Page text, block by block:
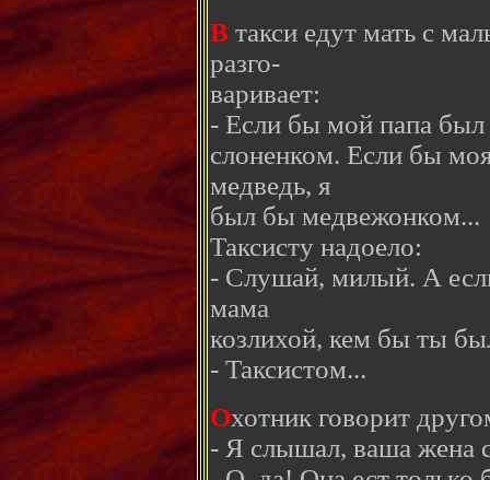
В такси едут мать с
разго-
варивает:
- Если бы мой папа
слоненком. Если бы
медведь, я
был бы медвежонком...
Таксисту надоело:
- Слушай, милый. А
мама
козлихой, кем бы ты
- Таксистом...
Охотник говорит
- Я слышал, ваша жена